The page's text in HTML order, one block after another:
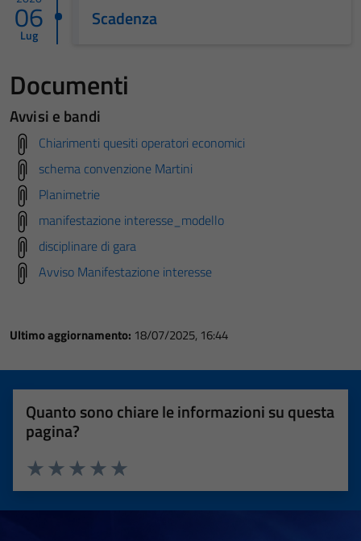
06
Lug
Scadenza
Documenti
Avvisi e bandi
Chiarimenti quesiti operatori economici
schema convenzione Martini
Planimetrie
manifestazione interesse_modello
disciplinare di gara
Avviso Manifestazione interesse
Ultimo aggiornamento: 18/07/2025, 16:44
Quanto sono chiare le informazioni su questa
pagina?
Valuta 5 stelle su 5
Valuta 4 stelle su 5
Valuta 3 stelle su 5
Valuta 2 stelle su 5
Valuta 1 stelle su 5